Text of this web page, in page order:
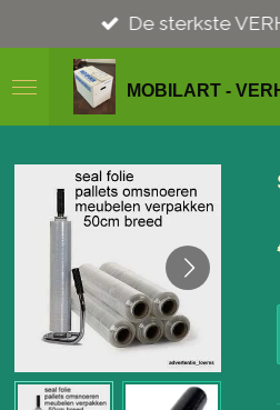
direct
naar
MOBILART -
De sterkste